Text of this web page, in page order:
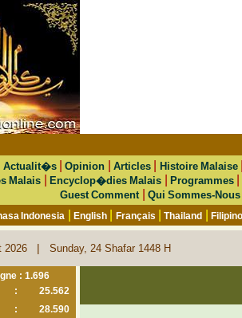
Actualit�s|Opinion Articles| Histoire Malaise
Malais |Encyclop�dies Malais |Programmes
Guest Comment Qui Sommes-Nous
Indonesia |English Français |Thailand |
2026 | Sunday, 24 Shafar 1448 H
: 1.696
:
25.562
:
28.590